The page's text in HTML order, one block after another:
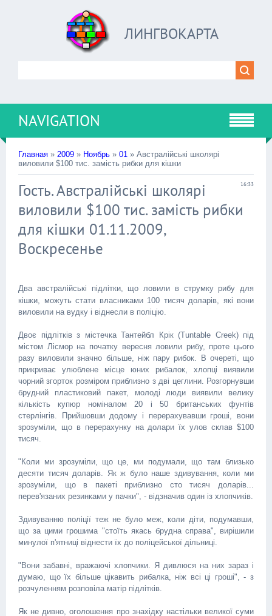
ЛИНГВОКАРТА
NAVIGATION
Главная » 2009 » Ноябрь » 01 » Австралійські школярі
виловили $100 тис. замість рибки для кішки
16:33
Гость. Австралійські школярі
виловили $100 тис. замість рибки
для кішки 01.11.2009,
Воскресенье
Два австралійські підлітки, що ловили в струмку рибу для
кішки, можуть стати власниками 100 тисяч доларів, які вони
виловили на вудку і віднесли в поліцію.
Двоє підлітків з містечка Тантейбл Крік (Tuntable Creek) під
містом Лісмор на початку вересня ловили рибу, проте цього
разу виловили значно більше, ніж пару рибок. В очереті, що
прикриває улюблене місце юних рибалок, хлопці виявили
чорний згорток розміром приблизно з дві цеглини. Розгорнувши
брудний пластиковий пакет, молоді люди виявили велику
кількість купюр номіналом 20 і 50 британських фунтів
стерлінгів. Прийшовши додому і перерахувавши гроші, вони
зрозуміли, що в перерахунку на долари їх улов склав $100
тисяч.
"Коли ми зрозуміли, що це, ми подумали, що там близько
десяти тисяч доларів. Як ж було наше здивування, коли ми
зрозуміли, що в пакеті приблизно сто тисяч доларів...
перев'язаних резинками у пачки", - відзначив один із хлопчиків.
Здивуванню поліції теж не було меж, коли діти, подумавши,
що за цими грошима "стоїть якась брудна справа", вирішили
минулої п'ятниці віднести їх до поліцейської дільниці.
"Вони забавні, вражаючі хлопчики. Я дивлюся на них зараз і
думаю, що їх більше цікавить рибалка, ніж всі ці гроші", - з
розчуленням розповіла матір підлітків.
Як не дивно, оголошення про знахідку настільки великої суми